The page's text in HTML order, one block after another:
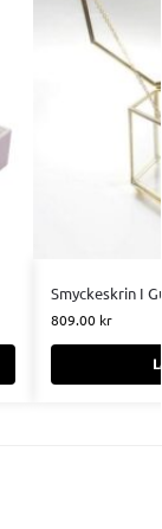
Smyckeskrin I
809.00 kr